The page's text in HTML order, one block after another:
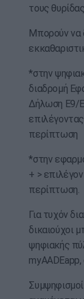
τους
Μπορούν να
*στην
διαδρομή
Δήλωση Ε9/
περίπτωση
*στην
+ >
περίπτωση.
Για τυχόν
δικαιούχοι
ψηφιακής